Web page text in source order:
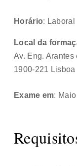
Horário: Laboral
Local da
Av. Eng. Arantes
1900-221 Lisboa
Exame em: Maio